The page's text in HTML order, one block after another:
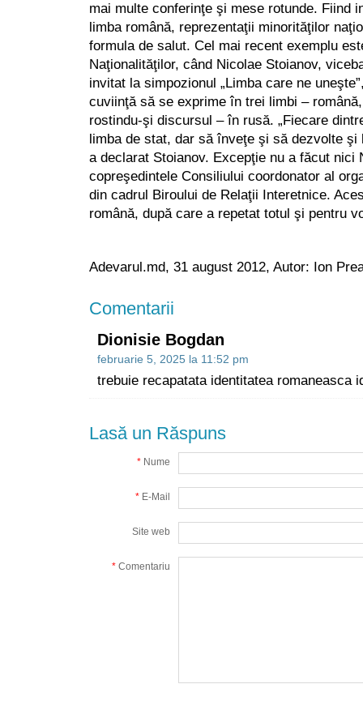
mai multe conferinţe şi mese rotunde. Fiind
limba română, reprezentaţii minorităţilor
formula de salut. Cel mai recent exemplu
Naţionalităţilor, când Nicolae Stoianov,
invitat la simpozionul „Limba care ne
cuviinţă să se exprime în trei limbi –
rostindu-şi discursul – în rusă. „Fiecare
limba de stat, dar să înveţe şi să dezvolte şi
a declarat Stoianov. Excepţie nu a făcut nici
copreşedintele Consiliului coordonator al
din cadrul Biroului de Relaţii Interetnice.
română, după care a repetat totul şi pentru
Adevarul.md, 31 august 2012, Autor: Ion
Comentarii
Dionisie Bogdan
februarie 5, 2025 la 11:52 pm
trebuie recapatata identitatea romaneasca
Lasă un Răspuns
* Nume
* E-Mail
Site web
* Comentariu